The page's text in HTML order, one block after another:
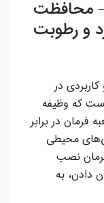
– محافظت
و رطوبت
در
که وظیفه
فرمان در برابر
محیطی
نصب
دادن، به